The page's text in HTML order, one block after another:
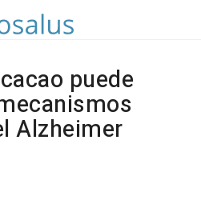
puede
Alzheimer